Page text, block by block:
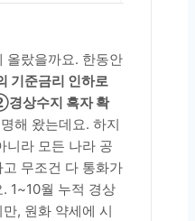
올랐을까요. 한동안
기준금리 인하로
경상수지 흑자 확
해 왔는데요. 하지
니라 모든 나라 공
무조건 다 통화가
1~10월 누적 경상
, 원화 약세에 시